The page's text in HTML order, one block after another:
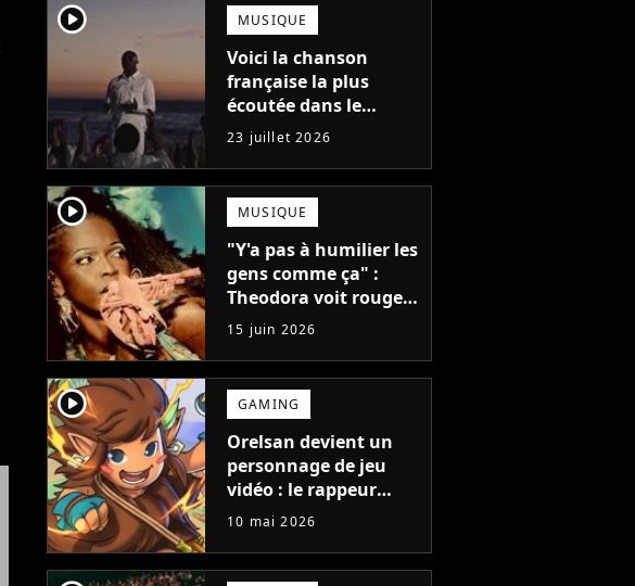
player2 MUSIQUE
Voici la chanson
française la plus
écoutée dans le
monde en 2026, mais
vous ne l'avez
probablement jamais
entendue
23 juillet 2026
player2 MUSIQUE
"Y'a pas à humilier les
gens comme ça" :
Theodora voit rouge
après un concert,
mais que s'est-il passé
?
15 juin 2026
player2 GAMING
Orelsan devient un
personnage de jeu
vidéo : le rappeur
débarque dans une
inspirée de
10 mai 2026